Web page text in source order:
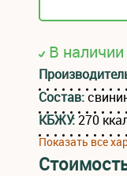
В наличии
Состав:
КБЖУ:270
Показать все